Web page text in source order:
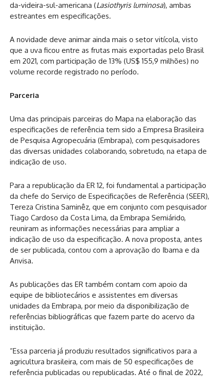
da-videira-sul-americana (Lasiothyris luminosa), ambas
estreantes em especificações.
A novidade deve animar ainda mais o setor vitícola, visto
que a uva ficou entre as frutas mais exportadas pelo Brasil
em 2021, com participação de 13% (US$ 155,9 milhões) no
volume recorde registrado no período.
Parceria
Uma das principais parceiras do Mapa na elaboração das
especificações de referência tem sido a Empresa Brasileira
de Pesquisa Agropecuária (Embrapa), com pesquisadores
das diversas unidades colaborando, sobretudo, na etapa de
indicação de uso.
Para a republicação da ER 12, foi fundamental a participação
da chefe do Serviço de Especificações de Referência (SEER),
Tereza Cristina Saminêz, que em conjunto com pesquisador
Tiago Cardoso da Costa Lima, da Embrapa Semiárido,
reuniram as informações necessárias para ampliar a
indicação de uso da especificação. A nova proposta, antes
de ser publicada, contou com a aprovação do Ibama e da
Anvisa.
As publicações das ER também contam com apoio da
equipe de bibliotecários e assistentes em diversas
unidades da Embrapa, por meio da disponibilização de
referências bibliográficas que fazem parte do acervo da
instituição.
“Essa parceria já produziu resultados significativos para a
agricultura brasileira, com mais de 50 especificações de
referência publicadas ou republicadas. Até o final de 2022,